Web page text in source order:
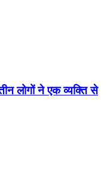
लोगों ने एक व्यक्ति से